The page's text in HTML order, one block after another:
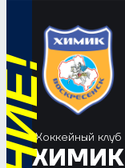
Хоккейный клуб
ХИМИК